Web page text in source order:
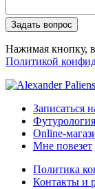
Нажимая кнопку,
Политикой
Записаться
Футурология
Online-
Мне повезет
Политика
Контакты и